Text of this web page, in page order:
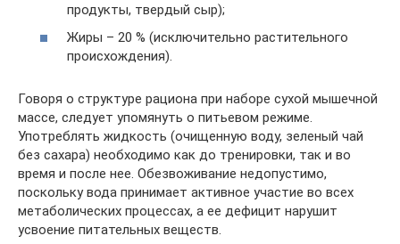
продукты, твердый сыр);
Жиры – 20 % (исключительно растительного
происхождения).
Говоря о структуре рациона при наборе сухой мышечной
массе, следует упомянуть о питьевом режиме.
Употреблять жидкость (очищенную воду, зеленый чай
без сахара) необходимо как до тренировки, так и во
время и после нее. Обезвоживание недопустимо,
поскольку вода принимает активное участие во всех
метаболических процессах, а ее дефицит нарушит
усвоение питательных веществ.